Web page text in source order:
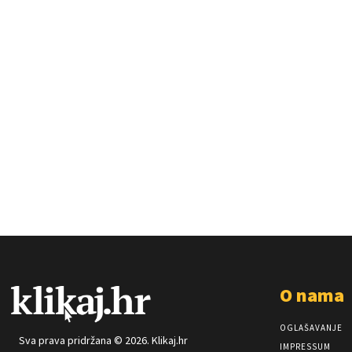
Sva prava pridržana © 2026. Klikaj.hr
O nama
OGLAŠAVANJE
IMPRESSUM